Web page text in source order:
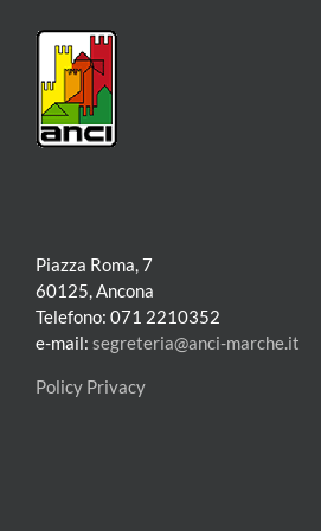
Piazza Roma, 7
60125, Ancona
Telefono: 071 2210352
e-mail: segreteria@anci-marche.it
Policy Privacy